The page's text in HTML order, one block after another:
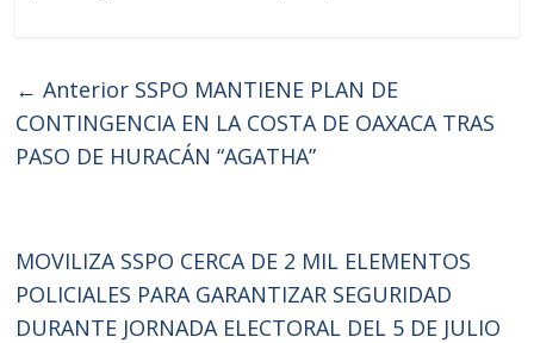
← Anterior SSPO MANTIENE PLAN DE
CONTINGENCIA EN LA COSTA DE OAXACA TRAS
PASO DE HURACÁN “AGATHA”
MOVILIZA SSPO CERCA DE 2 MIL ELEMENTOS
POLICIALES PARA GARANTIZAR SEGURIDAD
DURANTE JORNADA ELECTORAL DEL 5 DE JULIO